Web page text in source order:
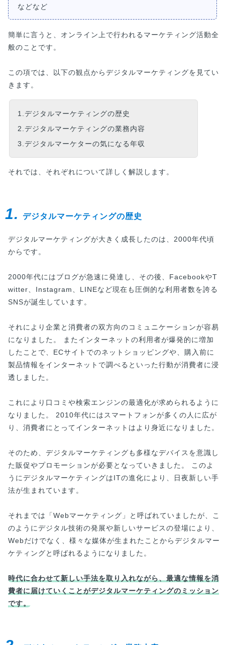
などなど
簡単に言うと、オンライン上で行われるマーケティング活動全
般のことです。
この項では、以下の観点からデジタルマーケティングを見てい
きます。
1.デジタルマーケティングの歴史
2.デジタルマーケティングの業務内容
3.デジタルマーケターの気になる年収
それでは、それぞれについて詳しく解説します。
1. デジタルマーケティングの歴史
デジタルマーケティングが大きく成長したのは、2000年代頃
からです。
2000年代にはブログが急速に発達し、その後、FacebookやT
witter、Instagram、LINEなど現在も圧倒的な利用者数を誇る
SNSが誕生しています。
それにより企業と消費者の双方向のコミュニケーションが容易
になりました。 またインターネットの利用者が爆発的に増加
したことで、ECサイトでのネットショッピングや、購入前に
製品情報をインターネットで調べるといった行動が消費者に浸
透しました。
これにより口コミや検索エンジンの最適化が求められるように
なりました。 2010年代にはスマートフォンが多くの人に広が
り、消費者にとってインターネットはより身近になりました。
そのため、デジタルマーケティングも多様なデバイスを意識し
た販促やプロモーションが必要となっていきました。 このよ
うにデジタルマーケティングはITの進化により、日夜新しい手
法が生まれています。
それまでは「Webマーケティング」と呼ばれていましたが、こ
のようにデジタル技術の発展や新しいサービスの登場により、
Webだけでなく、様々な媒体が生まれたことからデジタルマー
ケティングと呼ばれるようになりました。
時代に合わせて新しい手法を取り入れながら、最適な情報を消
費者に届けていくことがデジタルマーケティングのミッション
です。